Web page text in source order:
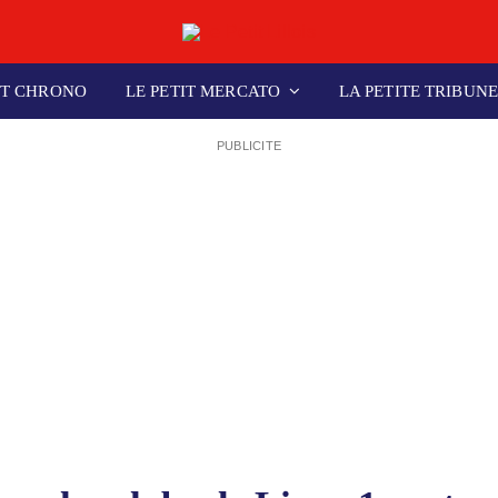
CHRONO LE PETIT MERCATO LA PETITE TRIBUNE
PUBLICITE